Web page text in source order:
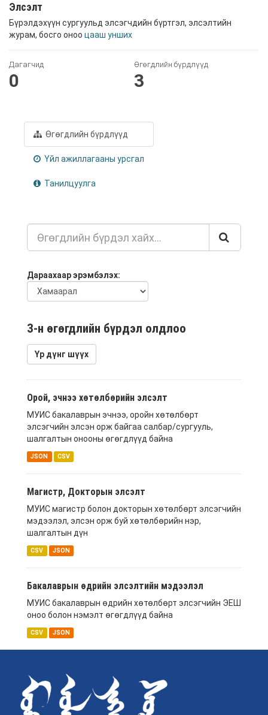
Элсэлт
Бүрэлдэхүүн сургуульд элсэгчдийн бүртгэл, элсэлтийн
журам, босго оноо цааш унших
Дагагчид
0
Өгөгдлийн бүрдлүүд
3
Өгөгдлийн бүрдлүүд
Үйл ажиллагааны урсгал
Танилцуулга
Дараахаар эрэмбэлэх
3-н өгөгдлийн бүрдэл олдлоо
Үр дүнг шүүх
Орой, эчнээ хөтөлбөрийн элсэлт
МУИС бакалаврын эчнээ, оройн хөтөлбөрт
элсэгчийн элсэн орж байгаа салбар/сургууль,
шалгалтын онооны өгөгдлүүд байна
JSON CSV
Магистр, Докторын элсэлт
МУИС магистр болон докторын хөтөлбөрт элсэгчийн
мэдээлэл, элсэн орж буй хөтөлбөрийн нэр,
шалгалтын дүн
CSV JSON
Бакалаврын өдрийн элсэлтийн мэдээлэл
МУИС бакалаврын өдрийн хөтөлбөрт элсэгчийн ЭЕШ
оноо болон нэмэлт өгөгдлүүд байна
CSV JSON